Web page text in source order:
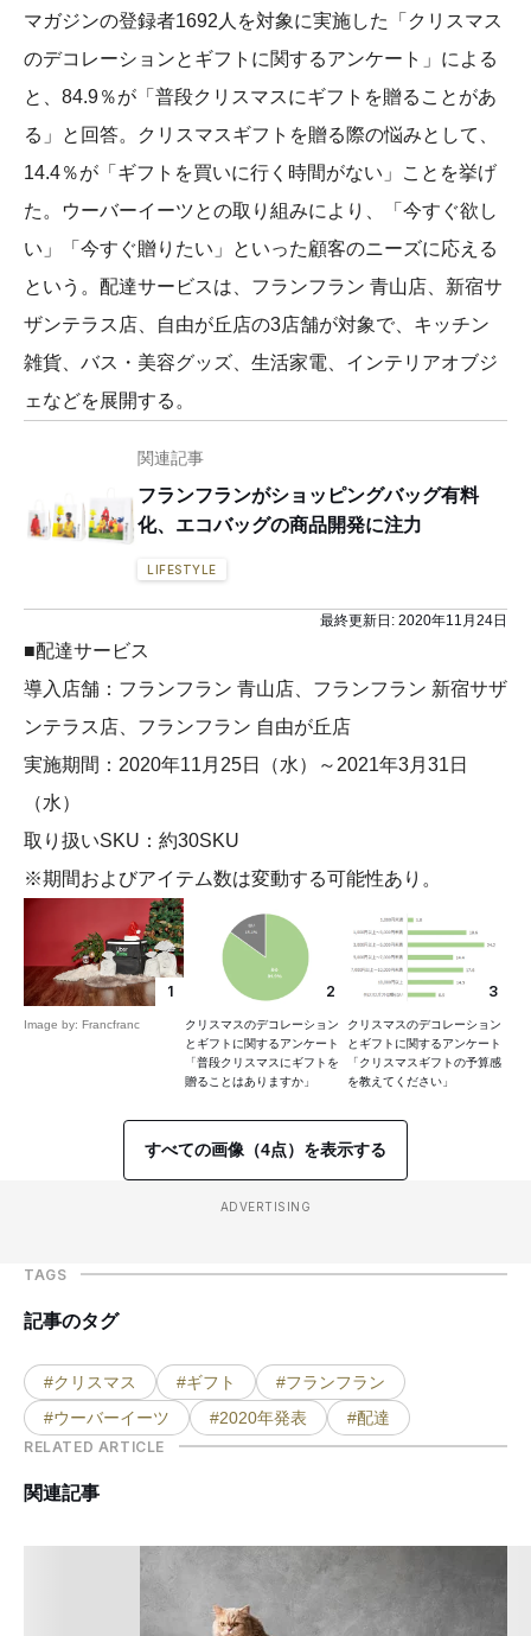
マガジンの登録者1692人を対象に実施した「クリスマス
のデコレーションとギフトに関するアンケート」による
と、84.9％が「普段クリスマスにギフトを贈ることがあ
る」と回答。クリスマスギフトを贈る際の悩みとして、
14.4％が「ギフトを買いに行く時間がない」ことを挙げ
た。ウーバーイーツとの取り組みにより、「今すぐ欲し
い」「今すぐ贈りたい」といった顧客のニーズに応える
という。配達サービスは、フランフラン 青山店、新宿サ
ザンテラス店、自由が丘店の3店舗が対象で、キッチン
雑貨、バス・美容グッズ、生活家電、インテリアオブジ
ェなどを展開する。
関連記事
フランフランがショッピングバッグ有料
化、エコバッグの商品開発に注力
LIFESTYLE
最終更新日: 2020年11月24日
■配達サービス
導入店舗：フランフラン 青山店、フランフラン 新宿サザ
ンテラス店、フランフラン 自由が丘店
実施期間：2020年11月25日（水）～2021年3月31日
（水）
取り扱いSKU：約30SKU
※期間およびアイテム数は変動する可能性あり。
1
Image by: Francfranc
2
クリスマスのデコレーション
とギフトに関するアンケート
「普段クリスマスにギフトを
贈ることはありますか」
3
クリスマスのデコレーション
とギフトに関するアンケート
「クリスマスギフトの予算感
を教えてください」
すべての画像（4点）を表示する
ADVERTISING
TAGS
記事のタグ
#クリスマス #ギフト
#フランフラン
#ウーバーイーツ
#2020年発表 #配達
RELATED ARTICLE
関連記事